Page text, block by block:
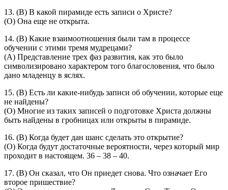
13. (В) В какой пирамиде есть записи о Христе?
(О) Она еще не открыта.
14. (В) Какие взаимоотношения были там в процессе
обучении с этими тремя мудрецами?
(A) Представление трех фаз развития, как это было
символизировано характером того благословения, что было
дано младенцу в яслях.
15. (В) Есть ли какие-нибудь записи об обучении, которые еще
не найдены?
(О) Многие из таких записей о подготовке Христа должны
быть найдены в гробницах или открыты в пирамиде.
16. (В) Когда будет дан шанс сделать это открытие?
(О) Когда будут достаточные вероятности, через который мир
проходит в настоящем. 36 – 38 – 40.
17. (В) Он сказал, что Он приедет снова. Что означает Его
второе пришествие?